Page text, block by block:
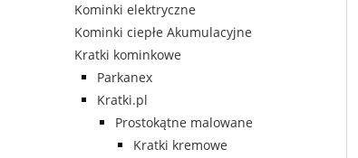
Kominki elektryczne
Kominki ciepłe Akumulacyjne
Kratki kominkowe
Parkanex
Kratki.pl
Prostokątne malowane
Kratki kremowe